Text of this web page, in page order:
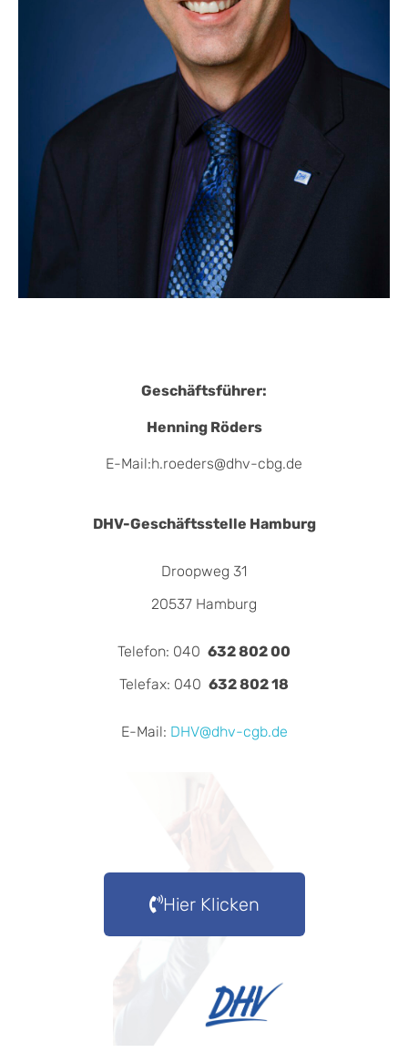
Geschäftsführer:
Henning Röders
E-Mail:h.roeders@dhv-cbg.de
DHV-Geschäftsstelle Hamburg
Droopweg 31
20537 Hamburg
Telefon: 040 632 802 00
Telefax: 040 632 802 18
E-Mail: DHV@dhv-cgb.de
Hier Klicken